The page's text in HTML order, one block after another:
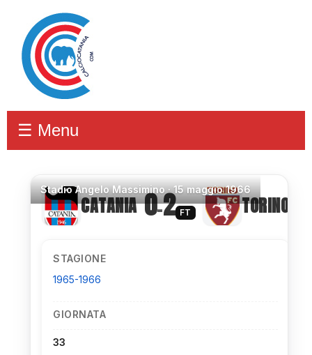
☰ Menu
StadioAngelo Massimino ·15 maggio 1966
CATANIA 0–2 FT TORINO
STAGIONE
1965-1966
GIORNATA
33